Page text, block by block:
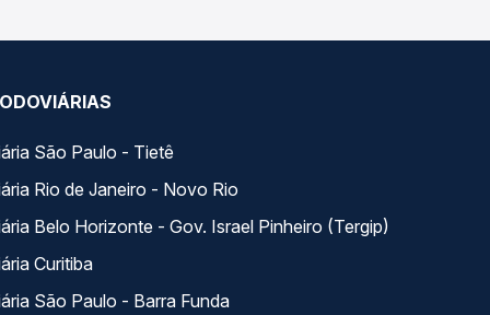
São Paulo - Tietê
Rio de Janeiro - Novo Rio
Belo Horizonte - Gov. Israel Pinheiro (Tergip)
Curitiba
São Paulo - Barra Funda